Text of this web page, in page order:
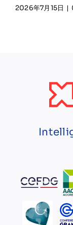
2026年7月15日 |